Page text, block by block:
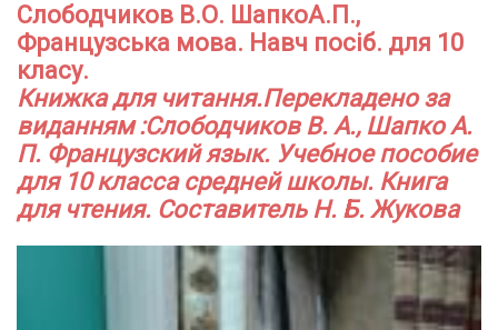
Слободчиков В.О. ШапкоА.П.,
Французська мова. Навч посіб. для 10
класу.
Книжка для читання.Перекладено за
виданням :Слободчиков В. А., Шапко А.
П. Французский язык. Учебное пособие
для 10 класса средней школы. Книга
для чтения. Составитель Н. Б. Жукова